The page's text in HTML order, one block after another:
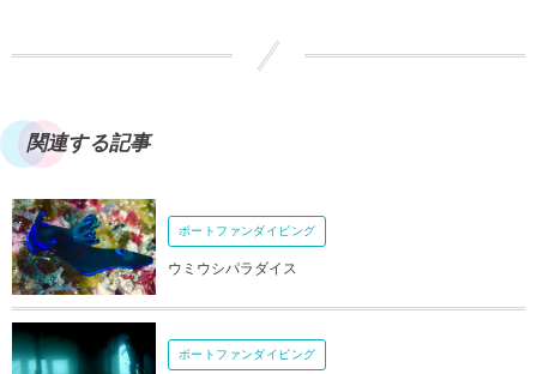
関連する記事
ボートファンダイビング
ウミウシパラダイス
ボートファンダイビング